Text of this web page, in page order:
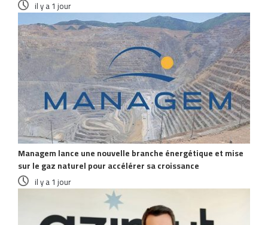
il y a 1 jour
Managem lance une nouvelle branche énergétique et mise
sur le gaz naturel pour accélérer sa croissance
il y a 1 jour